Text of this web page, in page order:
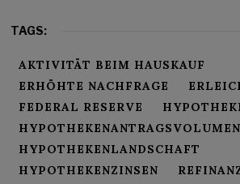
TAGS:
AKTIVITÄT BEIM HAUSKAUF
ERHÖHTE NACHFRAGE
FEDERAL RESERVE
HYPOTHEKENANTRAGSVOLUMEN
HYPOTHEKENLANDSCHAFT
HYPOTHEKENZINSEN